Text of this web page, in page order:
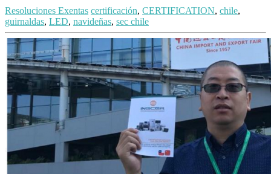
Resoluciones Exentas certificación, CERTIFICATION, chile,
guirnaldas, LED, navideñas, sec chile